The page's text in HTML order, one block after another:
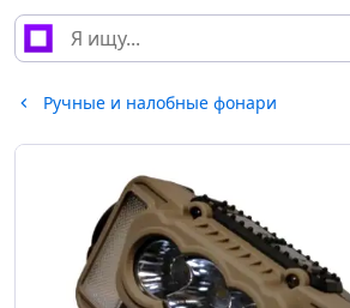
Ручные и налобные фонари